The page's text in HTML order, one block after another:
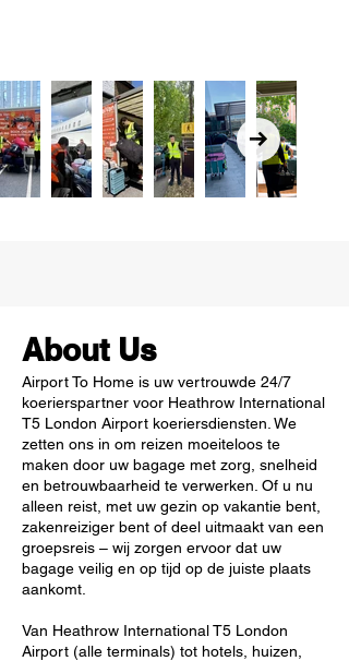
About Us
Airport To Home is uw vertrouwde 24/7
koerierspartner voor Heathrow International
T5 London Airport koeriersdiensten. We
zetten ons in om reizen moeiteloos te
maken door uw bagage met zorg, snelheid
en betrouwbaarheid te verwerken. Of u nu
alleen reist, met uw gezin op vakantie bent,
zakenreiziger bent of deel uitmaakt van een
groepsreis – wij zorgen ervoor dat uw
bagage veilig en op tijd op de juiste plaats
aankomt.
Van Heathrow International T5 London
Airport (alle terminals) tot hotels, huizen,